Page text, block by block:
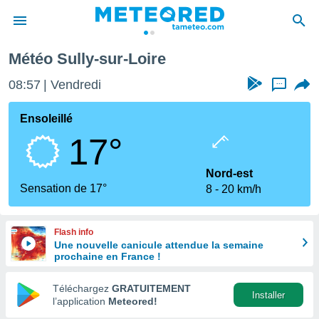
de
en
Météo Sully-sur-Loire
08:57 Vendredi ...
Ensoleillé
17°
Sensation de 17°
Nord-est
8
20 km/h
Flash info
Une nouvelle canicule attendue la semaine
prochaine en France !
Téléchargez GRATUITEMENT
l’application Meteored!
Installer